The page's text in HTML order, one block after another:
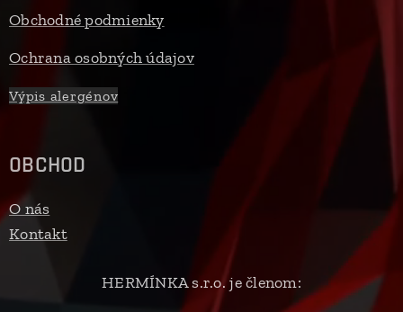
Obchodné podmienky
Ochrana osobných údajov
Výpis alergénov
OBCHOD
O nás
Kontakt
HERMÍNKA s.r.o. je členom: